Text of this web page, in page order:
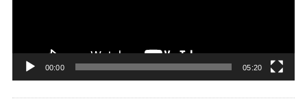
00:00 05:20